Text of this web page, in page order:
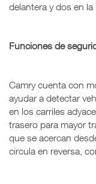
delantera y dos en
Funciones de
Camry cuenta con
ayudar a detectar
en los carriles
trasero para mayor
que se acercan
circula en reversa,